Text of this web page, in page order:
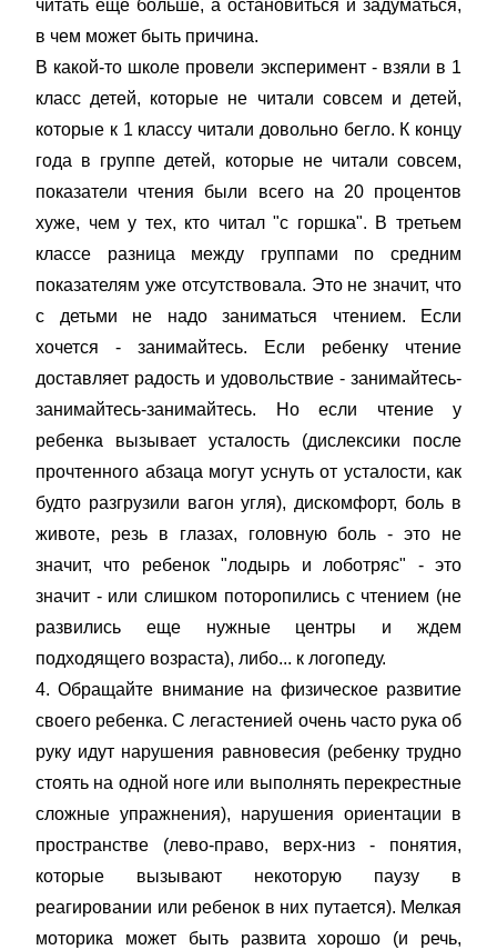
читать еще больше, а остановиться и задуматься,
в чем может быть причина.
В какой-то школе провели эксперимент - взяли в 1
класс детей, которые не читали совсем и детей,
которые к 1 классу читали довольно бегло. К концу
года в группе детей, которые не читали совсем,
показатели чтения были всего на 20 процентов
хуже, чем у тех, кто читал "с горшка". В третьем
классе разница между группами по средним
показателям уже отсутствовала. Это не значит, что
с детьми не надо заниматься чтением. Если
хочется - занимайтесь. Если ребенку чтение
доставляет радость и удовольствие - занимайтесь-
занимайтесь-занимайтесь. Но если чтение у
ребенка вызывает усталость (дислексики после
прочтенного абзаца могут уснуть от усталости, как
будто разгрузили вагон угля), дискомфорт, боль в
животе, резь в глазах, головную боль - это не
значит, что ребенок "лодырь и лоботряс" - это
значит - или слишком поторопились с чтением (не
развились еще нужные центры и ждем
подходящего возраста), либо... к логопеду.
4. Обращайте внимание на физическое развитие
своего ребенка. С легастенией очень часто рука об
руку идут нарушения равновесия (ребенку трудно
стоять на одной ноге или выполнять перекрестные
сложные упражнения), нарушения ориентации в
пространстве (лево-право, верх-низ - понятия,
которые вызывают некоторую паузу в
реагировании или ребенок в них путается). Мелкая
моторика может быть развита хорошо (и речь,